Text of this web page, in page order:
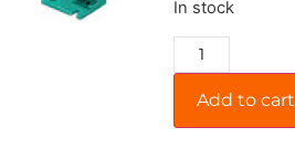
In stock
Add to cart